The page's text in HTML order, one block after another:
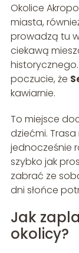
Okolice
miasta,
prowadzą tu
ciekawą
poczucie, że
kawiarnie.
To miejsce
dziećmi.
jednocześnie
szybko jak
zabrać ze
dni słońce
Jak
okolicy?